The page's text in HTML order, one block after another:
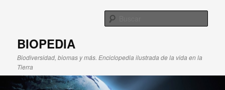
BIOPEDIA
Biodiversidad, biomas y más. Enciclopedia ilustrada de la vida en la
Tierra